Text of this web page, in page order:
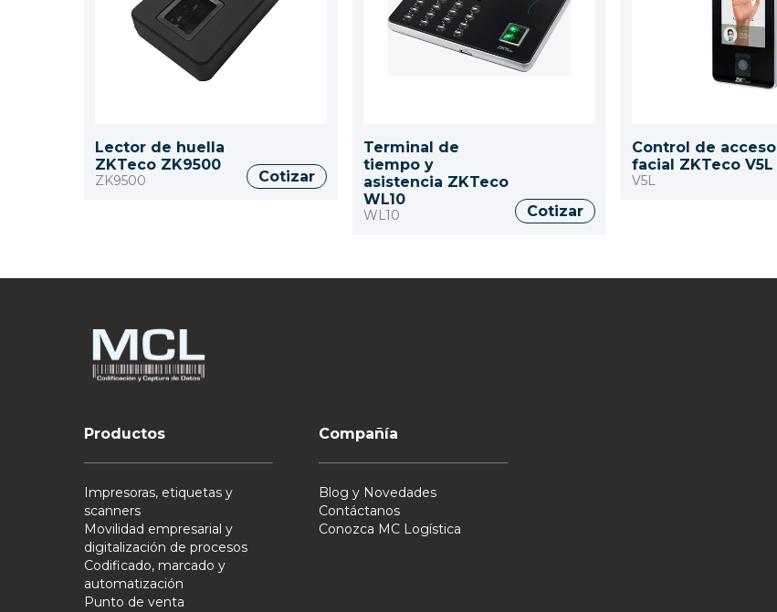
Lector de huella
ZKTeco ZK9500
ZK9500 Cotizar
Terminal de
tiempo y
asistencia ZKTeco
WL10
WL10 Cotizar
Control de acceso
facial ZKTeco V5L
V5L
Productos
Impresoras, etiquetas y
scanners
Movilidad empresarial y
digitalización de procesos
Codificado, marcado y
automatización
Punto de venta
Compañía
Blog y Novedades
Contáctanos
Conozca MC Logística